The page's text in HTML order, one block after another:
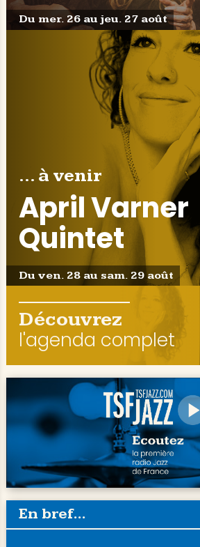
Du mer. 26 au jeu. 27 août
... à venir
April Varner
Quintet
Du ven. 28 au sam. 29 août
En bref...
Découvrez
l'agenda complet